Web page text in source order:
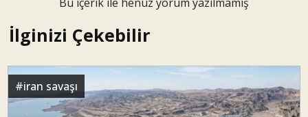
ABD/İsrail-İran Savaşı ve Hürmüz Boğazı
Dr. Mustafa Peköz